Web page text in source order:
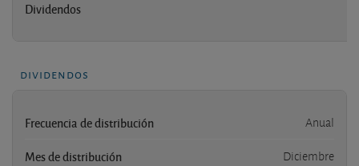
Dividendos
dividendos
Frecuencia de distribución Anual
Mes de distribución Diciembre